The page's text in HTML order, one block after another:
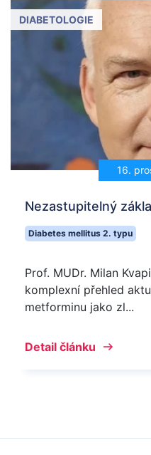
16.
DIABETOLOGIE
Nezastupitelný
Diabetes mellitus 2. typu
Prof. MUDr. Milan
komplexní přehled
metforminu jako zl...
Detail článku